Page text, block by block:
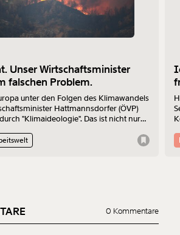
Unser Wirtschaftsminister
warnt vor dem falschen Problem.
unter den Folgen des Klimawandels
Hattmannsdorfer (ÖVP)
"Klimaideologie". Das ist nicht nur
0 Kommentare